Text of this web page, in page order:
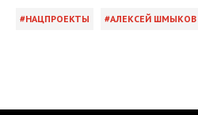
НАЦПРОЕКТЫ АЛЕКСЕЙ ШМЫКОВ